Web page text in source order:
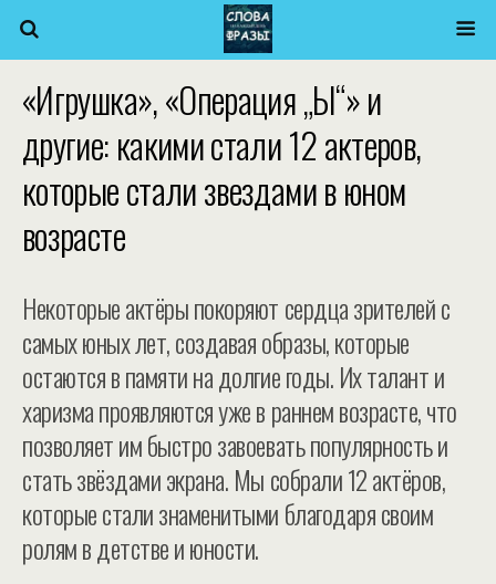
«Игрушка», «Операция „Ы“» и
другие: какими стали 12 актеров,
которые стали звездами в юном
возрасте
Некоторые актёры покоряют сердца зрителей с
самых юных лет, создавая образы, которые
остаются в памяти на долгие годы. Их талант и
харизма проявляются уже в раннем возрасте, что
позволяет им быстро завоевать популярность и
стать звёздами экрана. Мы собрали 12 актёров,
которые стали знаменитыми благодаря своим
ролям в детстве и юности.